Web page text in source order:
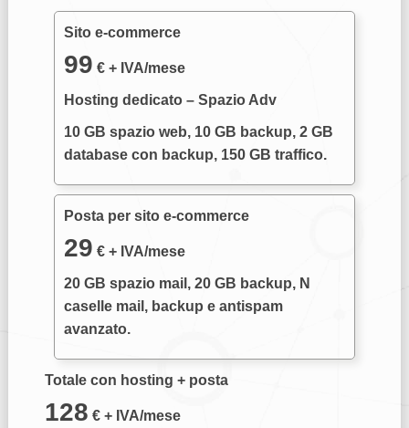
Sito e-commerce
99 € + IVA/mese
Hosting dedicato – Spazio Adv
10 GB spazio web, 10 GB backup, 2 GB
database con backup, 150 GB traffico.
Posta per sito e-commerce
29 € + IVA/mese
20 GB spazio mail, 20 GB backup, N
caselle mail, backup e antispam
avanzato.
Totale con hosting + posta
128 € + IVA/mese